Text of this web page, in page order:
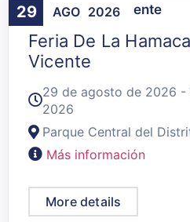
29 AGO 2026
Agenda, San Vicente
Feria De La
Vicente
29 de agosto de 2026
2026
Parque Central del
Más información
More details